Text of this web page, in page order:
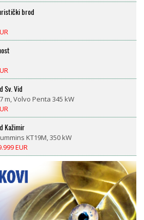
brod
Sv. Vid
m, Volvo Penta 345 kW
Kažimir
KT19M, 350 kW
EUR
2,6 m, Nani 29 ks diesel
EUR
BAYSIDE 765 AC – prikolica uključena, 377
spreman za sezonu